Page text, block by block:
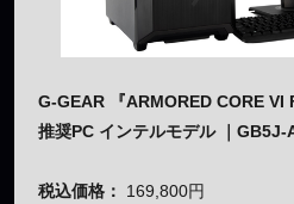
G-GEAR 『ARMORED CORE VI
推奨PC インテルモデル ｜GB5J-
税込価格： 169,800円